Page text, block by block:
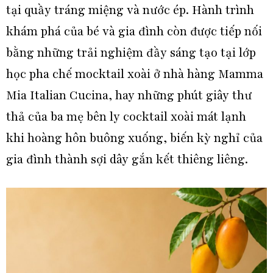
tại quầy tráng miệng và nước ép. Hành trình
khám phá của bé và gia đình còn được tiếp nối
bằng những trải nghiệm đầy sáng tạo tại lớp
học pha chế mocktail xoài ở nhà hàng Mamma
Mia Italian Cucina, hay những phút giây thư
thả của ba mẹ bên ly cocktail xoài mát lạnh
khi hoàng hôn buông xuống, biến kỳ nghỉ của
gia đình thành sợi dây gắn kết thiêng liêng.